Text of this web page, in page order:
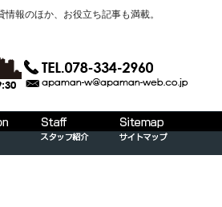
報のほか、お役立ち記事も満載。